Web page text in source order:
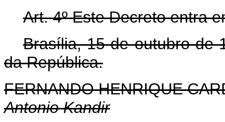
Art. 4º Este Decreto entra
Brasília, 15 de outubro de
da República.
FERNANDO HENRIQUE
Antonio Kandir